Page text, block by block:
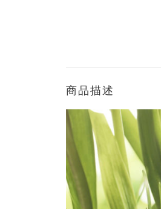
商品描述